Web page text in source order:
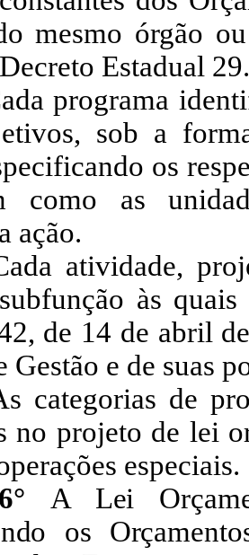
mesmo órgão
Estadual
programa
sob a
os
como as
ação.
atividade,
às
de 14 de abril
Gestão e de suas
categorias de
no projeto de lei
especiais.
A Lei
os